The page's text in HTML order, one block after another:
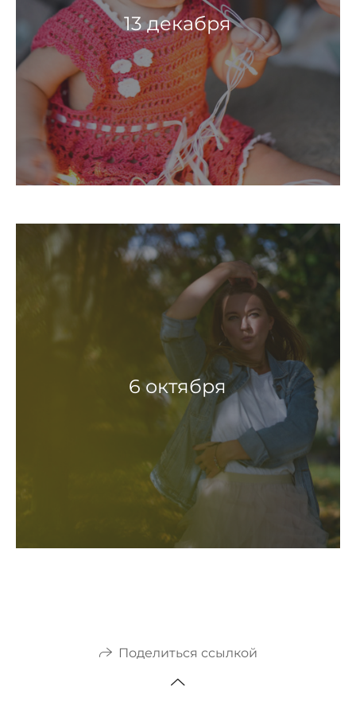
13 декабря
6 октября
Поделиться ссылкой